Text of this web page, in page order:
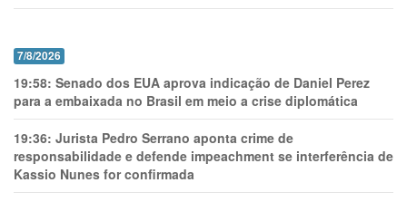
7/8/2026
19:58: Senado dos EUA aprova indicação de Daniel Perez
para a embaixada no Brasil em meio a crise diplomática
19:36: Jurista Pedro Serrano aponta crime de
responsabilidade e defende impeachment se interferência de
Kassio Nunes for confirmada